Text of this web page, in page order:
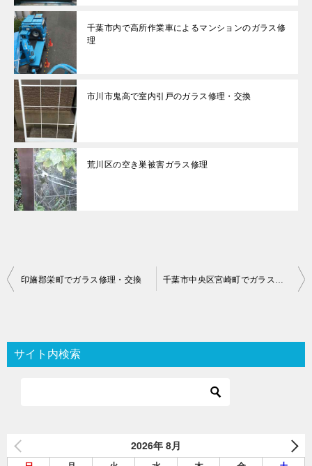
千葉市内で高所作業車によるマンションのガラス修
理
市川市鬼高で室内引戸のガラス修理・交換
荒川区の空き巣被害ガラス修理
投
ビ
ゲ
ン
印旛郡栄町でガラス修理・交換 千葉市中央区宮崎町でガラス修理・交換
サイト内検索
2026年 8月